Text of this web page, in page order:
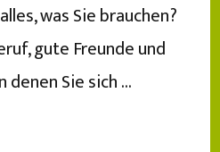
was Sie brauchen?
gute Freunde und
denen Sie sich …